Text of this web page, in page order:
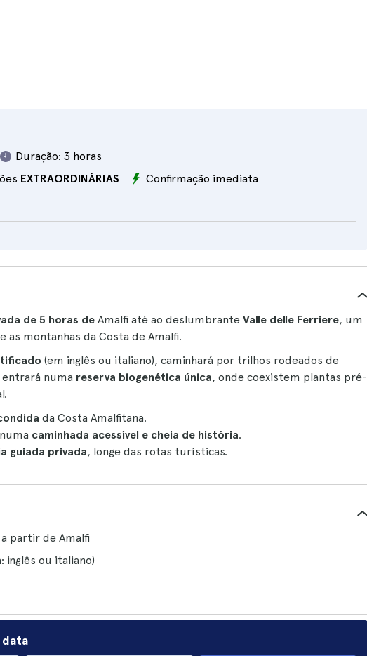
Duração: 3 horas
EXTRAORDINÁRIAS
Confirmação imediata
de 5 horas de Amalfi até ao deslumbrante Valle delle Ferriere, um
montanhas da Costa de Amalfi.
(em inglês ou italiano), caminhará por trilhos rodeados de
entrará numa reserva biogenética única, onde coexistem plantas pré-
da Costa Amalfitana.
caminhada acessível e cheia de história.
guiada privada, longe das rotas turísticas.
a partir de Amalfi
inglês ou italiano)
data